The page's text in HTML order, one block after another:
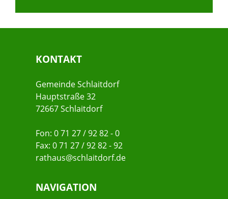
KONTAKT
Gemeinde Schlaitdorf
Hauptstraße 32
72667 Schlaitdorf
Fon: 0 71 27 / 92 82 - 0
Fax: 0 71 27 / 92 82 - 92
rathaus@schlaitdorf.de
NAVIGATION